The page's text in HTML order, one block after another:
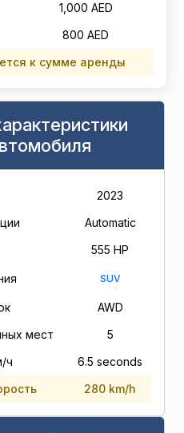
1,000 AED
800 AED
к сумме аренды
2023
Automatic
555 HP
SUV
AWD
мест
5
ч
6.5 seconds
280 km/h